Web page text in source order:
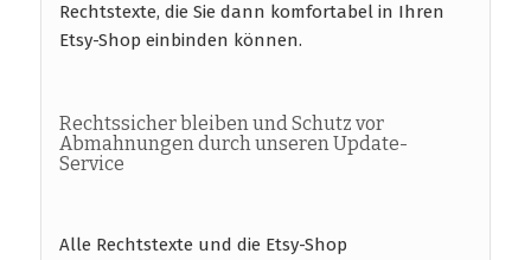
Rechtstexte, die Sie dann komfortabel in Ihren
Etsy-Shop einbinden können.
Rechtssicher bleiben und Schutz vor
Abmahnungen durch unseren Update-
Service
Alle Rechtstexte und die Etsy-Shop